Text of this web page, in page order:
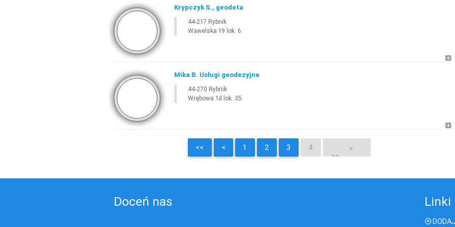
Krypczyk S., geodeta
44-217 Rybnik
Wawelska 19 lok. 6
Mika B. Usługi geodezyjne
44-270 Rybnik
Wrębowa 1d lok. 35
<< < 1 2 3
4
>>
>
Doceń nas Linki